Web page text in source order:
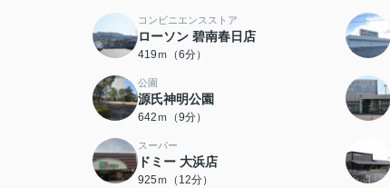
コンビニエンスストア
ローソン 碧南春日店
419ｍ（6分）
公園
源氏神明公園
642ｍ（9分）
スーパー
ドミー 大浜店
925ｍ（12分）